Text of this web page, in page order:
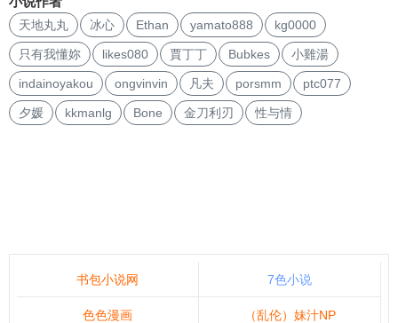
天地丸丸 冰心 Ethan yamato888 kg0000
只有我懂妳 likes080 賈丁丁 Bubkes 小雞湯
indainoyakou ongvinvin 凡夫 porsmm ptc077
夕媛 kkmanlg Bone 金刀利刃 性与情
书包小说网 7色小说
色色漫画 （乱伦）妹汁NP